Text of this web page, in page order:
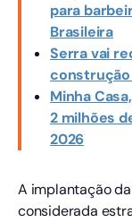
para
Brasileira
Serra vai
construção
Minha
2 milhões
2026
A implantação
considerada